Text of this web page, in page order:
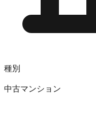
種別
中古マンション